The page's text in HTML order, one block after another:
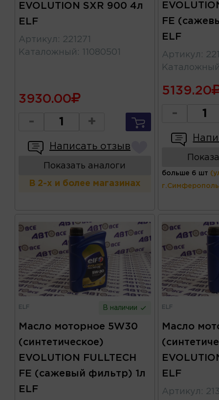
EVOLUTION SXR 900 4л
ELF
Артикул : 221271
Каталожный : 11080501
3930.00
- +
Написать отзыв
Показать аналоги
В 2-х и более магазинах
FE
ELF
Артикул :
5139.20
-
больше 6 шт
ELF В наличии
Масло моторное 5W30
(синтетическое)
EVOLUTION FULLTECH
FE (сажевый фильтр) 1л
ELF
ELF
Масло
ELF
Артикул :